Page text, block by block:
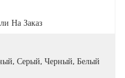
На Заказ
Серый, Черный, Белый